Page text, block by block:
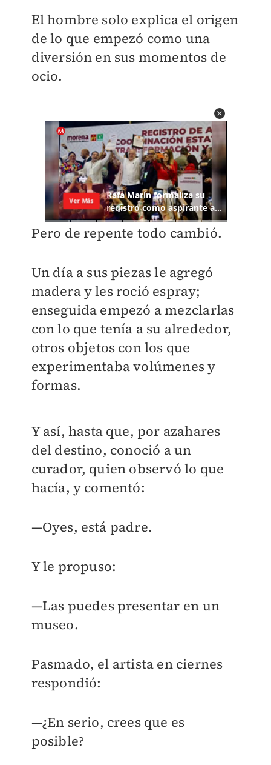
El hombre solo explica el origen
de lo que empezó como una
diversión en sus momentos de
ocio.
Pero de repente todo cambió.
Un día a sus piezas le agregó
madera y les roció espray;
enseguida empezó a mezclarlas
con lo que tenía a su alrededor,
otros objetos con los que
experimentaba volúmenes y
formas.
Y así, hasta que, por azahares
del destino, conoció a un
curador, quien observó lo que
hacía, y comentó:
—Oyes, está padre.
Y le propuso:
—Las puedes presentar en un
museo.
Pasmado, el artista en ciernes
respondió:
—¿En serio, crees que es
posible?